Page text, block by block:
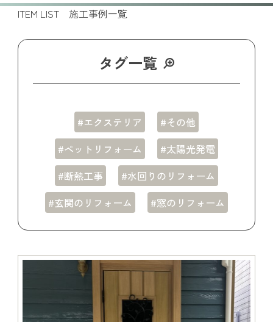
ITEM LIST 施工事例一覧
タグ一覧
#エクステリア
#その他
#ペットリフォーム
#太陽光発電
#断熱工事
#水回りのリフォーム
#玄関のリフォーム
#窓のリフォーム